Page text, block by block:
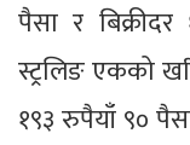
पैसा र
स्ट्रलिङ एकको
१९३ रुपैयाँ ९०